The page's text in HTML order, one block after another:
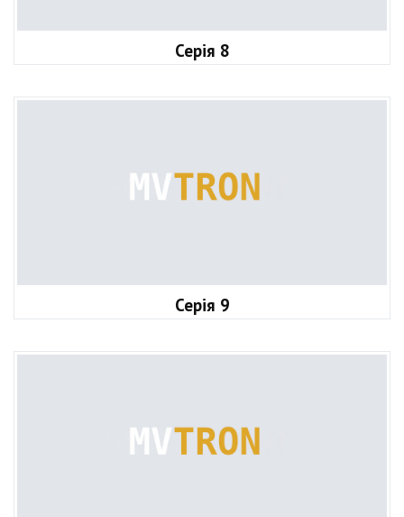
Серія 8
Серія 9